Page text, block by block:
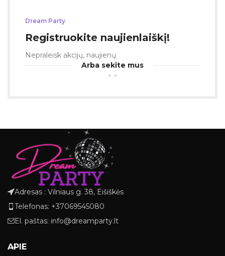
Dream Party
Registruokite naujienlaiškį!
Nepraleisk akcijų, naujienų
Arba sekite mus
Adresas : Vilniaus g. 38, Eišiškės
Telefonas: +37069545080
El. paštas: info@dreamparty.lt
APIE